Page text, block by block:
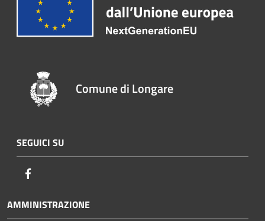
Comune di Longare
SEGUICI SU
AMMINISTRAZIONE